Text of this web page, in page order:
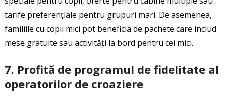
tarife preferențiale pentru grupuri mari. De asemenea,
familiile cu copii mici pot beneficia de pachete care includ
mese gratuite sau activități la bord pentru cei mici.
7. Profită de programul de fidelitate al
operatorilor de croaziere